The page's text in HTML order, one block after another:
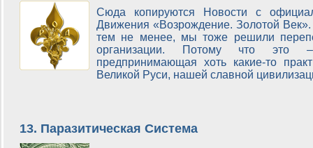
Сюда копируются Новости с
Движения «Возрождение. Золотой
тем не менее, мы тоже решили
организации. Потому что это
предпринимающая хоть какие-то
Великой Руси, нашей славной
13. Паразитическая Система